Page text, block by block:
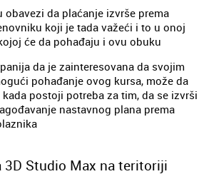
obavezi da plaćanje izvrše prema
koji je tada važeći i to u onoj
će da pohađaju i ovu obuku
da je zainteresovana da svojim
pohađanje ovog kursa, može da
postoji potreba za tim, da se izvrši
nastavnog plana prema
3D Studio Max na teritoriji